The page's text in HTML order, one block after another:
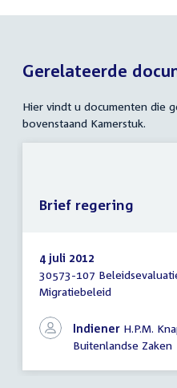
Gerelateerde
Hier vindt u documenten die
bovenstaand Kamerstuk.
Brief
regering
4 juli 2012
30573-107
Migratiebeleid
Indiener H.P.M.
Buitenlandse Zaken
Brief regering